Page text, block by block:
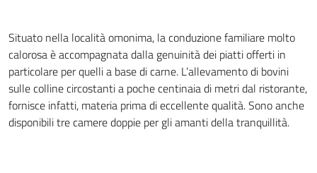
Situato nella località omonima, la conduzione familiare molto
calorosa è accompagnata dalla genuinità dei piatti offerti in
particolare per quelli a base di carne. L’allevamento di bovini
sulle colline circostanti a poche centinaia di metri dal ristorante,
fornisce infatti, materia prima di eccellente qualità. Sono anche
disponibili tre camere doppie per gli amanti della tranquillità.